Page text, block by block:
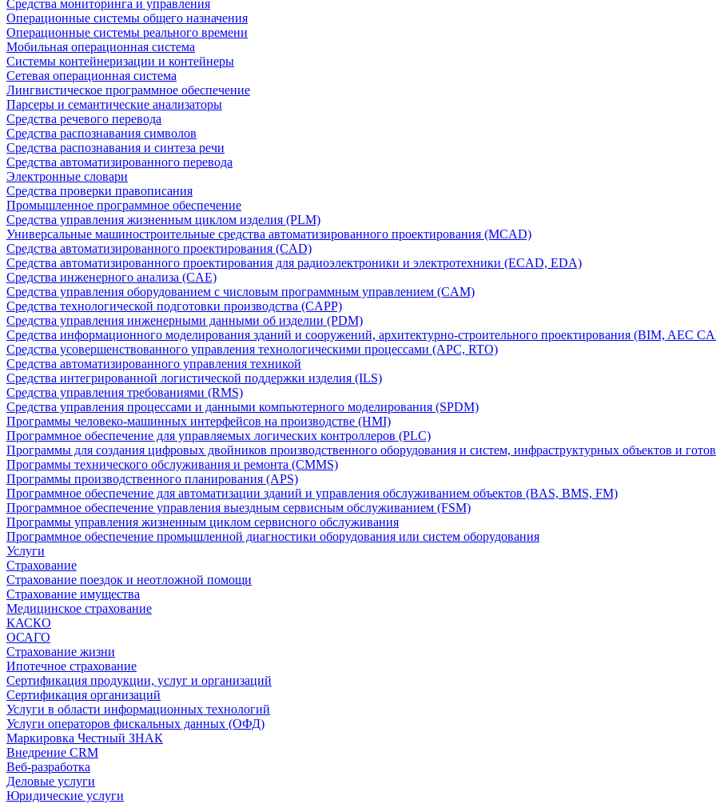
Средства мониторинга и управления
Операционные системы общего назначения
Операционные системы реального времени
Мобильная операционная система
Системы контейнеризации и контейнеры
Сетевая операционная система
Лингвистическое программное обеспечение
Парсеры и семантические анализаторы
Средства речевого перевода
Средства распознавания символов
Средства распознавания и синтеза речи
Средства автоматизированного перевода
Электронные словари
Средства проверки правописания
Промышленное программное обеспечение
Средства управления жизненным циклом изделия (PLM)
Универсальные машиностроительные средства автоматизированного проектирования (MCAD)
Средства автоматизированного проектирования (CAD)
Средства автоматизированного проектирования для радиоэлектроники и электротехники (ECAD, EDA)
Средства инженерного анализа (CAE)
Средства управления оборудованием с числовым программным управлением (CAM)
Средства технологической подготовки производства (CAPP)
Средства управления инженерными данными об изделии (PDM)
Средства информационного моделирования зданий и сооружений, архитектурно-строительного проектирования (BIM, AEC
Средства усовершенствованного управления технологическими процессами (APC, RTO)
Средства автоматизированного управления техникой
Средства интегрированной логистической поддержки изделия (ILS)
Средства управления требованиями (RMS)
Средства управления процессами и данными компьютерного моделирования (SPDM)
Программы человеко-машинных интерфейсов на производстве (HMI)
Программное обеспечение для управляемых логических контроллеров (PLC)
Программы для создания цифровых двойников производственного оборудования и систем, инфраструктурных объектов и
Программы технического обслуживания и ремонта (CMMS)
Программы производственного планирования (APS)
Программное обеспечение для автоматизации зданий и управления обслуживанием объектов (BAS, BMS, FM)
Программное обеспечение управления выездным сервисным обслуживанием (FSM)
Программы управления жизненным циклом сервисного обслуживания
Программное обеспечение промышленной диагностики оборудования или систем оборудования
Услуги
Страхование
Страхование поездок и неотложной помощи
Страхование имущества
Медицинское страхование
КАСКО
ОСАГО
Страхование жизни
Ипотечное страхование
Сертификация продукции, услуг и организаций
Сертификация организаций
Услуги в области информационных технологий
Услуги операторов фискальных данных (ОФД)
Маркировка Честный ЗНАК
Внедрение CRM
Веб-разработка
Деловые услуги
Юридические услуги